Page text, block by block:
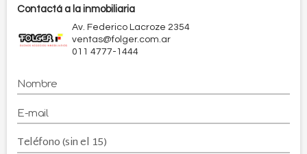
Contactá a la inmobiliaria
Av. Federico Lacroze 2354
ventas@folger.com.ar
011 4777-1444